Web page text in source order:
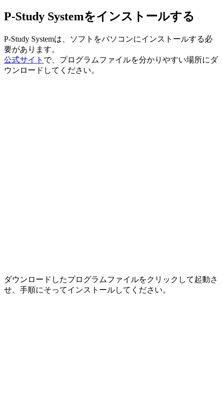
P-Study Systemをインストールする
P-Study Systemは、ソフトをパソコンにインストールする必
要があります。
公式サイト で、プログラムファイルを分かりやすい場所にダ
ウンロードしてください。
ダウンロードしたプログラムファイルをクリックして起動さ
せ、手順にそってインストールしてください。